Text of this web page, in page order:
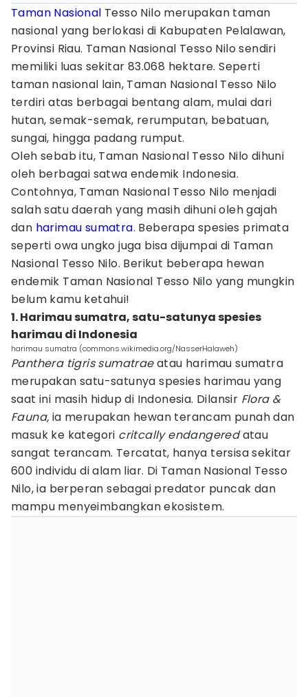
Taman Nasional Tesso Nilo merupakan taman
nasional yang berlokasi di Kabupaten Pelalawan,
Provinsi Riau. Taman Nasional Tesso Nilo sendiri
memiliki luas sekitar 83.068 hektare. Seperti
taman nasional lain, Taman Nasional Tesso Nilo
terdiri atas berbagai bentang alam, mulai dari
hutan, semak-semak, rerumputan, bebatuan,
sungai, hingga padang rumput.
Oleh sebab itu, Taman Nasional Tesso Nilo dihuni
oleh berbagai satwa endemik Indonesia.
Contohnya, Taman Nasional Tesso Nilo menjadi
salah satu daerah yang masih dihuni oleh gajah
dan harimau sumatra. Beberapa spesies primata
seperti owa ungko juga bisa dijumpai di Taman
Nasional Tesso Nilo. Berikut beberapa hewan
endemik Taman Nasional Tesso Nilo yang mungkin
belum kamu ketahui!
1. Harimau sumatra, satu-satunya spesies
harimau di Indonesia
harimau sumatra (commons.wikimedia.org/NasserHalaweh)
Panthera tigris sumatraeatau harimau sumatra
merupakan satu-satunya spesies harimau yang
saat ini masih hidup di Indonesia. Dilansir Flora &
Fauna, ia merupakan hewan terancam punah dan
masuk ke kategori critcally endangeredatau
sangat terancam. Tercatat, hanya tersisa sekitar
600 individu di alam liar. Di Taman Nasional Tesso
Nilo, ia berperan sebagai predator puncak dan
mampu menyeimbangkan ekosistem.